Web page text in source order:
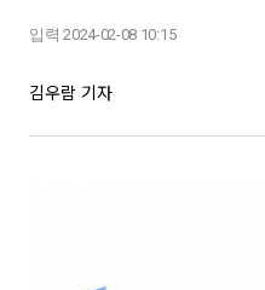
입력 2024-02-08 10:15
김우람 기자